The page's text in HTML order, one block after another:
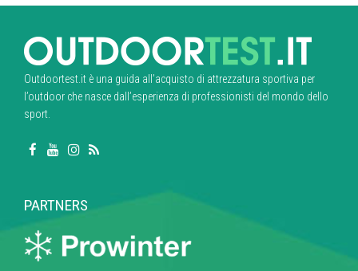
Outdoortest.it è una guida all’acquisto di attrezzatura sportiva per
l’outdoor che nasce dall’esperienza di professionisti del mondo dello
sport.
PARTNERS